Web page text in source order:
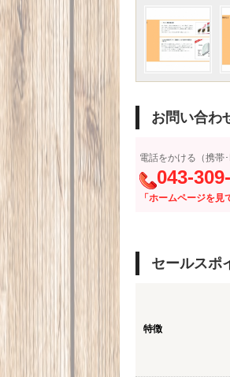
お問い合わ
電話をかける（携帯･
043-
「ホームページを見
セールスポ
特徴